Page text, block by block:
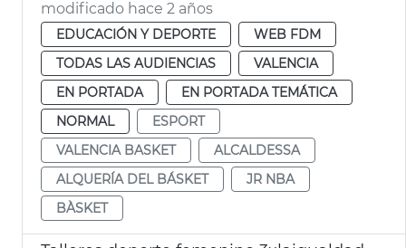
modificado hace 2 años
EDUCACIÓN Y DEPORTE
WEB FDM
TODAS LAS AUDIENCIAS
VALENCIA
EN PORTADA
EN PORTADA TEMÁTICA
NORMAL
ESPORT
VALENCIA BASKET
ALCALDESSA
ALQUERÍA DEL BÁSKET
JR NBA
BÀSKET